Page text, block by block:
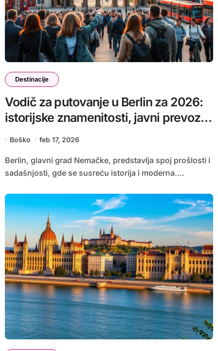
Destinacije
Vodič za putovanje u Berlin za 2026:
istorijske znamenitosti, javni prevoz i
Boško feb 17, 2026
Berlin, glavni grad Nemačke, predstavlja spoj prošlosti i
sadašnjosti, gde se susreću istorija i moderna....